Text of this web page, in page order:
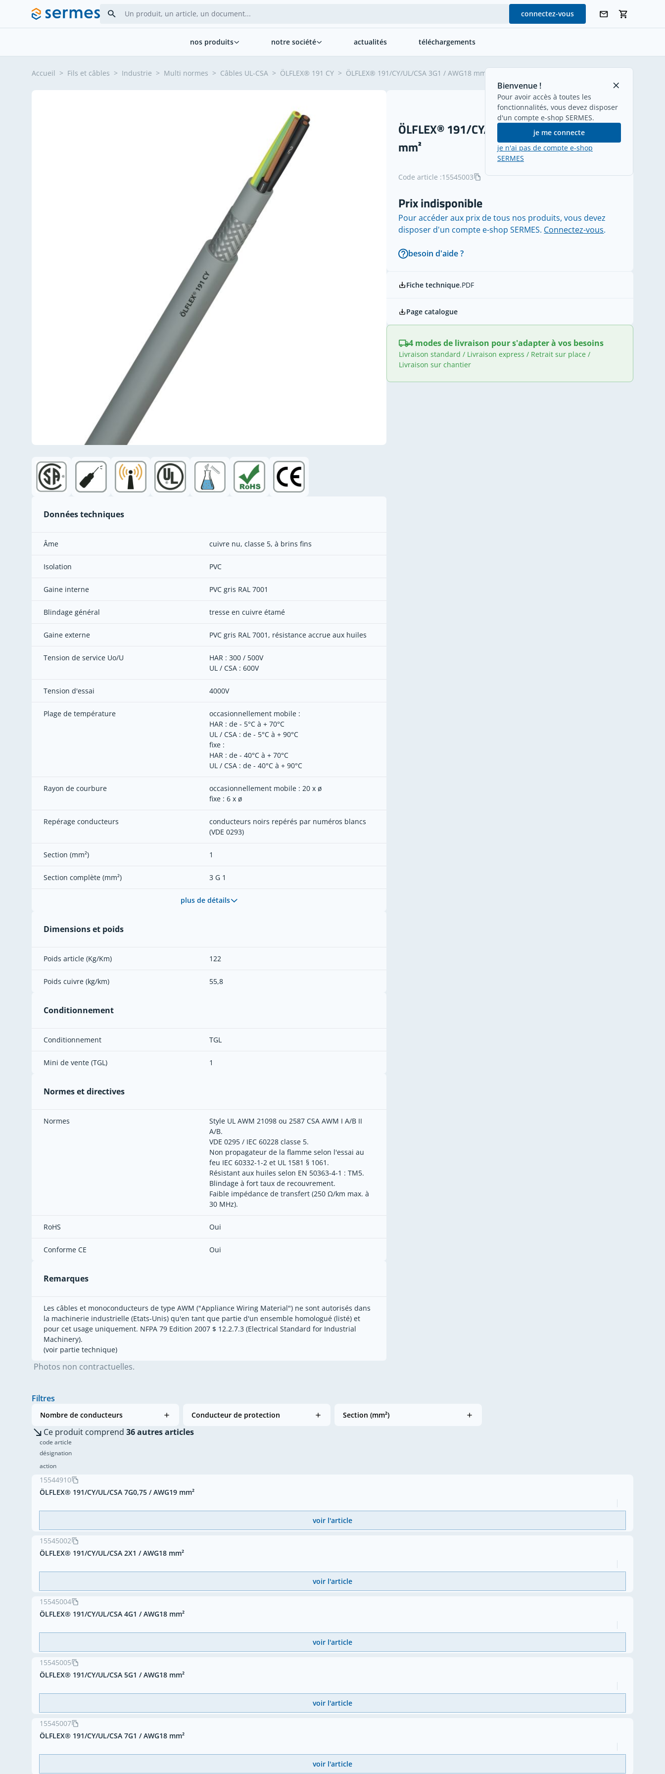
Allez au contenu
connectez-vous
Bienvenue !
Pour avoir accès à toutes les
fonctionnalités, vous devez disposer
d'un compte e-shop SERMES.
je me connecte
je n'ai pas de compte e-shop
SERMES
nos produits notre société actualités téléchargements
Accueil > Fils et câbles > Industrie > Multi normes > Câbles UL-CSA > ÖLFLEX® 191 CY > ÖLFLEX® 191/CY/UL/CSA 3G1 / AWG18 mm² retour
Données techniques
Âme cuivre nu, classe 5, à brins fins
Isolation PVC
Gaine interne PVC gris RAL 7001
Blindage général tresse en cuivre étamé
Gaine externe PVC gris RAL 7001, résistance accrue aux huiles
Tension de service Uo/U
HAR : 300 / 500V
UL / CSA : 600V
Tension d'essai 4000V
Plage de température
occasionnellement mobile :
HAR : de - 5°C à + 70°C
UL / CSA : de - 5°C à + 90°C
fixe :
HAR : de - 40°C à + 70°C
UL / CSA : de - 40°C à + 90°C
Rayon de courbure
occasionnellement mobile : 20 x ø
fixe : 6 x ø
Repérage conducteurs
conducteurs noirs repérés par numéros blancs
(VDE 0293)
Section (mm²) 1
Section complète (mm²) 3 G 1
plus de détails
Dimensions et poids
Poids article (Kg/Km) 122
Poids cuivre (kg/km) 55,8
Conditionnement
Conditionnement TGL
Mini de vente (TGL) 1
Normes et directives
Normes
Style UL AWM 21098 ou 2587 CSA AWM I A/B II
A/B.
VDE 0295 / IEC 60228 classe 5.
Non propagateur de la flamme selon l'essai au
feu IEC 60332-1-2 et UL 1581 § 1061.
Résistant aux huiles selon EN 50363-4-1 : TM5.
Blindage à fort taux de recouvrement.
Faible impédance de transfert (250 Ω/km max. à
30 MHz).
RoHS Oui
Conforme CE Oui
Remarques
Les câbles et monoconducteurs de type AWM ("Appliance Wiring Material") ne sont autorisés dans
la machinerie industrielle (Etats-Unis) qu'en tant que partie d'un ensemble homologué (listé) et
pour cet usage uniquement. NFPA 79 Edition 2007 $ 12.2.7.3 (Electrical Standard for Industrial
Machinery).
(voir partie technique)
Photos non contractuelles.
ÖLFLEX® 191/CY/UL/CSA 3G1 / AWG18
mm²
Code article :15545003
Prix indisponible
Pour accéder aux prix de tous nos produits, vous devez
disposer d'un compte e-shop SERMES. Connectez-vous.
besoin d'aide ?
Fiche technique.PDF
Page catalogue
4 modes de livraison pour s'adapter à vos besoins
Livraison standard / Livraison express / Retrait sur place /
Livraison sur chantier
Filtres
Nombre de conducteurs Conducteur de protection Section (mm²)
Ce produit comprend 36 autres articles
code article
désignation
action
15544910
ÖLFLEX® 191/CY/UL/CSA 7G0,75 / AWG19 mm²
voir l'article
15545002
ÖLFLEX® 191/CY/UL/CSA 2X1 / AWG18 mm²
voir l'article
15545004
ÖLFLEX® 191/CY/UL/CSA 4G1 / AWG18 mm²
voir l'article
15545005
ÖLFLEX® 191/CY/UL/CSA 5G1 / AWG18 mm²
voir l'article
15545007
ÖLFLEX® 191/CY/UL/CSA 7G1 / AWG18 mm²
voir l'article